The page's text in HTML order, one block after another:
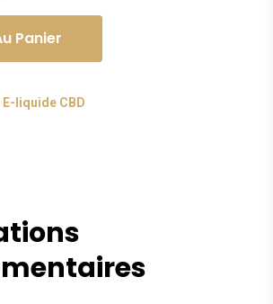
Panier
E-liquide CBD